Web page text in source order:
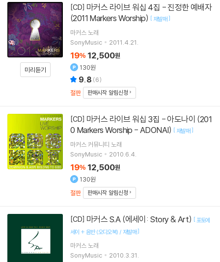
미리듣기
[CD]
(2011 Markers Worship) [ 재발매]
마커스 노래
SonyMusic
2011.4.21.
19% 12,500원
130원
9.8 (6)
절판
판매시작 알림신청
[CD]
0 Markers Worship - ADONAI) [ 재발매]
마커스 커뮤니티 노래
SonyMusic
2010.6.4.
19% 12,500원
130원
절판
판매시작 알림신청
[CD] 마커스 S.A (에세이: Story & Art) [ 포토에
세이 + 음반 (오디오북) / 재발매]
마커스 노래
SonyMusic
2010.3.31.